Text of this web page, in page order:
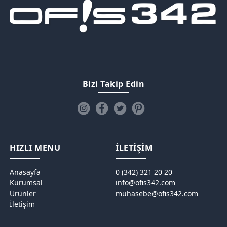
Bizi Takip Edin
HIZLI MENU
Anasayfa
Kurumsal
Ürünler
İletişim
İLETİŞİM
0 (342) 321 20 20
info@ofis342.com
muhasebe@ofis342.com